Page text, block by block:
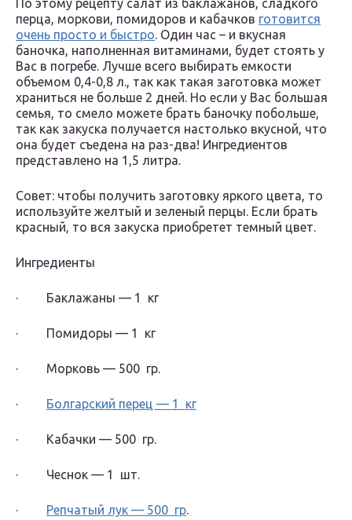
По этому рецепту салат из баклажанов, сладкого
перца, моркови, помидоров и кабачков готовится
очень просто и быстро. Один час – и вкусная
баночка, наполненная витаминами, будет стоять у
Вас в погребе. Лучше всего выбирать емкости
объемом 0,4-0,8 л., так как такая заготовка может
храниться не больше 2 дней. Но если у Вас большая
семья, то смело можете брать баночку побольше,
так как закуска получается настолько вкусной, что
она будет съедена на раз-два! Ингредиентов
представлено на 1,5 литра.
Совет: чтобы получить заготовку яркого цвета, то
используйте желтый и зеленый перцы. Если брать
красный, то вся закуска приобретет темный цвет.
Ингредиенты
· Баклажаны — 1 кг
· Помидоры — 1 кг
· Морковь — 500 гр.
· Болгарский перец — 1 кг
· Кабачки — 500 гр.
· Чеснок — 1 шт.
· Репчатый лук — 500 гр.